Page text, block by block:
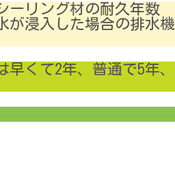
ーリング材の耐久年数
が浸入した場合の排水機
くて2年、普通で5年、